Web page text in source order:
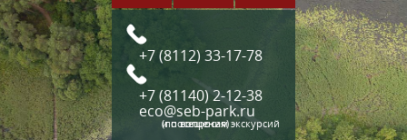
+7 (8112) 33-17-78
+7 (81140) 2-12-38
eco@seb-park.ru
(по вопросам экскурсий и посещения)